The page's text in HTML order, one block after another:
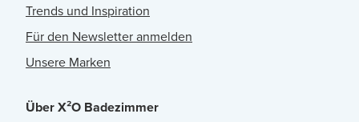
Trends und Inspiration
Für den Newsletter anmelden
Unsere Marken
Über X²O Badezimmer